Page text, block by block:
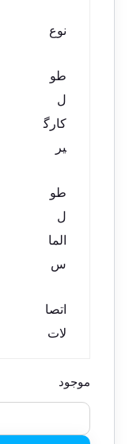
نوع
طو
ل
کارگ
یر
طو
ل
الما
س
اتصا
لات
موجود